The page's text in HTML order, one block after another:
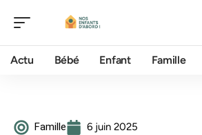
Actu Bébé Enfant Famille
Famille 6 juin 2025